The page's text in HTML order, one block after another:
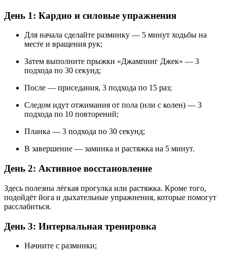
День 1: Кардио и силовые упражнения
Для начала сделайте разминку — 5 минут ходьбы на
месте и вращения рук;
Затем выполните прыжки «Джампинг Джек» — 3
подхода по 30 секунд;
После — приседания, 3 подхода по 15 раз;
Следом идут отжимания от пола (или с колен) — 3
подхода по 10 повторений;
Планка — 3 подхода по 30 секунд;
В завершение — заминка и растяжка на 5 минут.
День 2: Активное восстановление
Здесь полезны лёгкая прогулка или растяжка. Кроме того,
подойдёт йога и дыхательные упражнения, которые помогут
расслабиться.
День 3: Интервальная тренировка
Начните с разминки;